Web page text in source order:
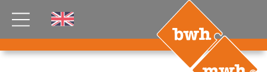
AKTUELLES